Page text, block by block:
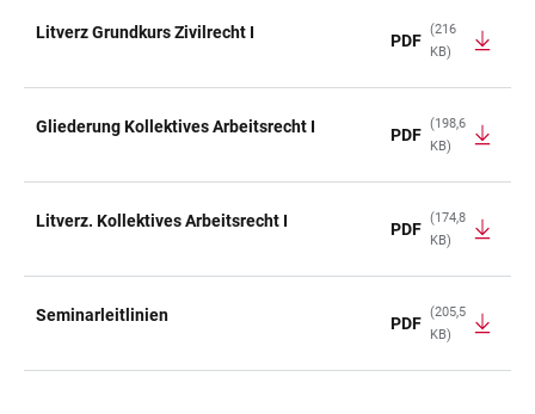
Litverz Grundkurs Zivilrecht I PDF
(216
KB)
Gliederung Kollektives Arbeitsrecht I PDF
(198,6
KB)
Litverz. Kollektives Arbeitsrecht I PDF
(174,8
KB)
Seminarleitlinien PDF
(205,5
KB)